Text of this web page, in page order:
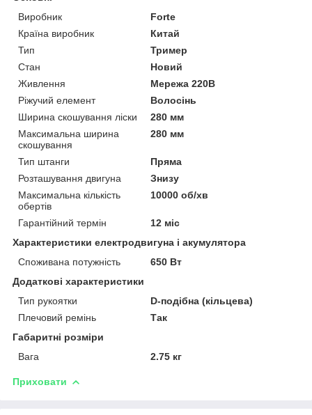
Виробник
Forte
Країна виробник
Китай
Тип
Тример
Стан
Новий
Живлення
Мережа 220В
Ріжучий елемент
Волосінь
Ширина скошування ліски
280 мм
Максимальна ширина
скошування
280 мм
Тип штанги
Пряма
Розташування двигуна
Знизу
Максимальна кількість
обертів
10000 об/хв
Гарантійний термін
12 міс
Характеристики електродвигуна і акумулятора
Споживана потужність
650 Вт
Додаткові характеристики
Тип рукоятки
D-подібна (кільцева)
Плечовий ремінь
Так
Габаритні розміри
Вага
2.75 кг
Приховати